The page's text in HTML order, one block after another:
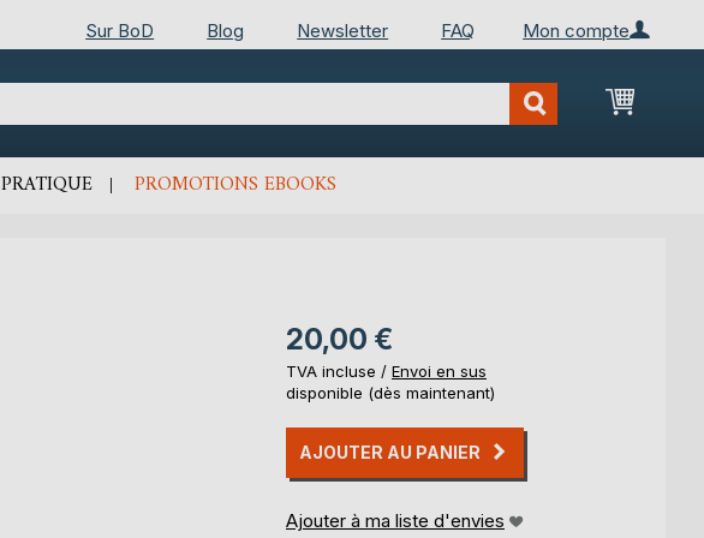
Mon compte
Sur BoD Blog Newsletter FAQ
Mon
PRATIQUE PROMOTIONS EBOOKS
20,00 €
TVA incluse / Envoi en sus
disponible (dès maintenant)
AJOUTER AU PANIER
Ajouter à ma liste d'envies